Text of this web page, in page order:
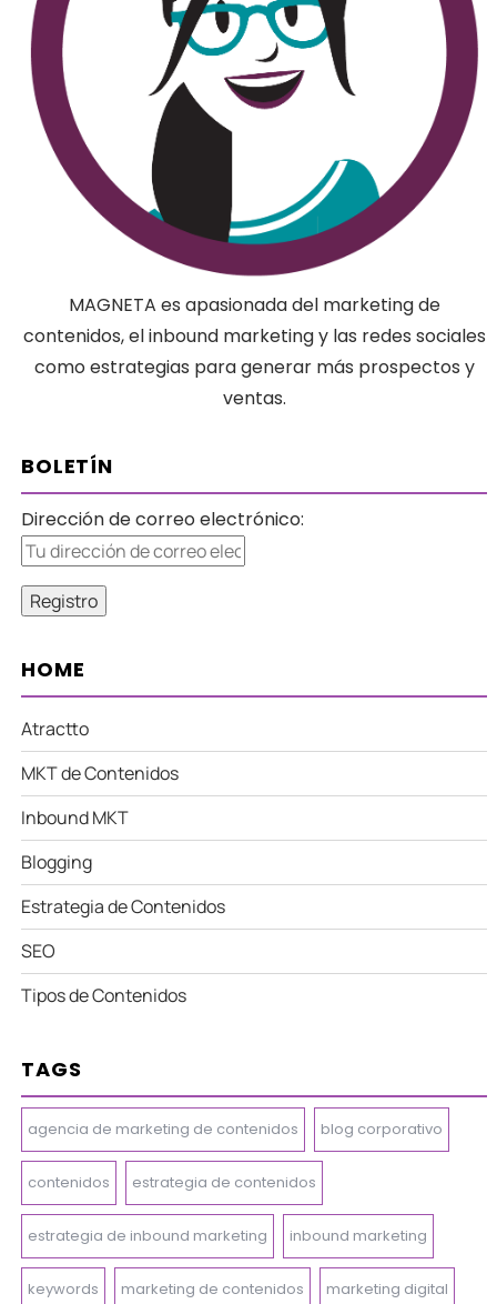
MAGNETA es apasionada del marketing de
contenidos, el inbound marketing y las redes sociales
como estrategias para generar más prospectos y
ventas.
BOLETÍN
Dirección de correo electrónico:
HOME
Atractto
MKT de Contenidos
Inbound MKT
Blogging
Estrategia de Contenidos
SEO
Tipos de Contenidos
TAGS
agencia de marketing de contenidos blog corporativo
contenidos estrategia de contenidos
estrategia de inbound marketing inbound marketing
keywords marketing de contenidos marketing digital